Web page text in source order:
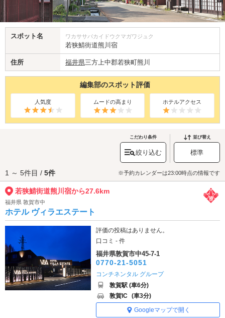
スポット名 ワカササバカイドウクマガワジュク
若狭鯖街道熊川宿
住所 福井県三方上中郡若狭町熊川
編集部のスポット評価
人気度 ムードの高まり ホテルアクセス
こだわり条件
絞り込む
並び替え
標準
1 ～ 5件目 / 5件 ※予約カレンダーは23:00時点の情報です
若狭鯖街道熊川宿から27.6km
福井県 敦賀市中
ホテル ヴィラエステート
評価の投稿はありません。
口コミ - 件
福井県敦賀市中45-7-1
0770-21-5051
コンチネンタル グループ
敦賀駅 (車6分)
敦賀IC (車3分)
Googleマップで開く